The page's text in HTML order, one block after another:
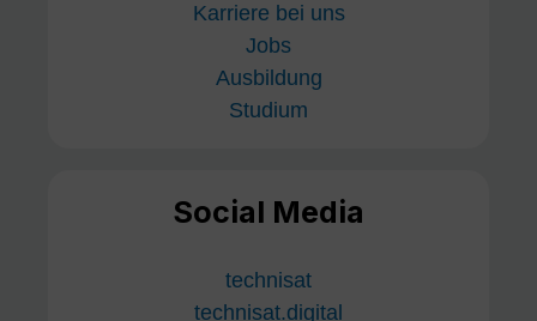
Karriere bei uns
Jobs
Ausbildung
Studium
Social Media
technisat
technisat.digital